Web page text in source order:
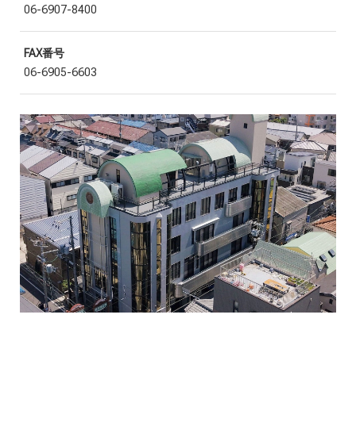
06-6907-8400
FAX番号
06-6905-6603